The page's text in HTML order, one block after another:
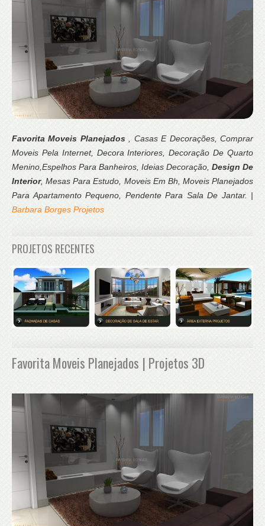
Favorita Moveis Planejados, Casas E Decorações, Comprar
Moveis Pela Internet, Decora Interiores, Decoração De Quarto
Menino,Espelhos Para Banheiros, Ideias Decoração, Design De
Interior, Mesas Para Estudo, Moveis Em Bh, Moveis Planejados
Para Apartamento Pequeno, Pendente Para Sala De Jantar. |
Barbara Borges Projetos
PROJETOS RECENTES
Favorita Moveis Planejados | Projetos 3D